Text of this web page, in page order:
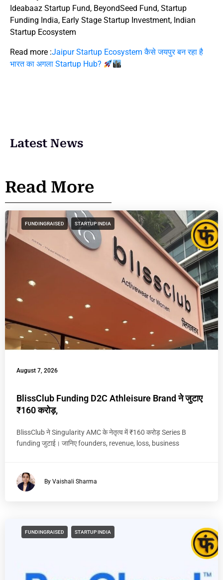
Ideabaaz Startup Fund, BeyondSeed Fund, Startup
Funding India, Early Stage Startup Investment, Indian
Startup Ecosystem
Read more :Jaipur Startup Ecosystem कैसे जयपुर बन रहा है
भारत का अगला Startup Hub?
Latest News
Read More
FUNDINGRAISED STARTUP INDIA
August 7, 2026
BlissClub Funding D2C Athleisure Brand ने जुटाए
₹160 करोड़,
BlissClub ने Singularity AMC के नेतृत्व में ₹160 करोड़ Series B
funding जुटाई। जानिए founders, revenue, loss, business
By Vaishali Sharma
FUNDINGRAISED STARTUP INDIA